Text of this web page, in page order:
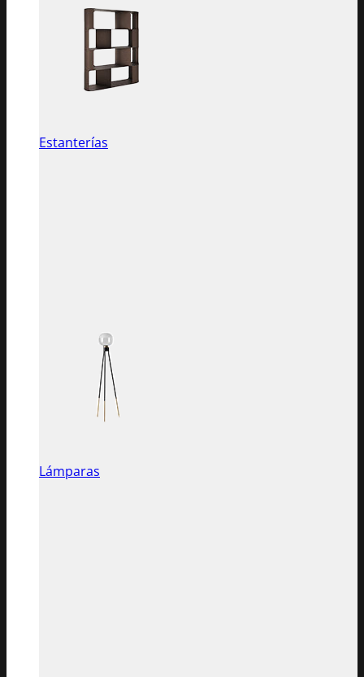
Estanterías
Lámparas